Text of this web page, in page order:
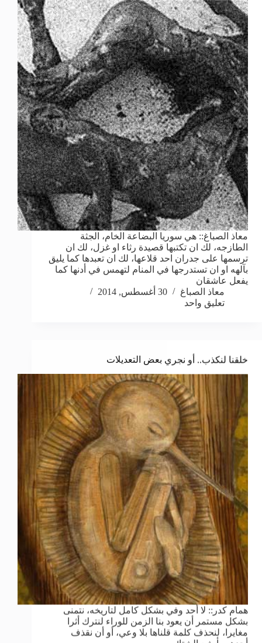
معاذ الصباغ:: هي سوريا البضاعة الخام، الجثة
الطازجه، لك ان تكتبها قصيدة رثاء او غزل، لك ان
ترسمها على جدران احد قلاعها، لك ان تعبدها كما يليق
بآلهه او ان تستدرجها في المنام لتهمس في أدنها كما
يفعل عاشقان
معاذ الصباغ
30 أغسطس, 2014
تعليق واحد
خلقنا لنكذب.. أو نجري بعض التعديلات
همام كدر:: لا أحد وفي بشكل كامل لتاريخه، نتمنى
بشكل مستمر أن يعود بنا الزمن للوراء لنترك أثرا
مغايرا، لنحذف كلمة قلناها بلا وعي، أو أن نقذف